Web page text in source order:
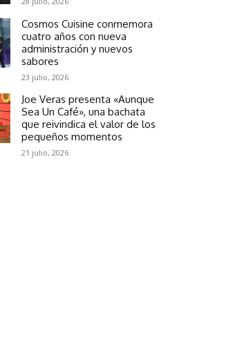
Cosmos Cuisine conmemora
cuatro años con nueva
administración y nuevos
sabores
23 julio, 2026
Joe Veras presenta «Aunque
Sea Un Café», una bachata
que reivindica el valor de los
pequeños momentos
21 julio, 2026